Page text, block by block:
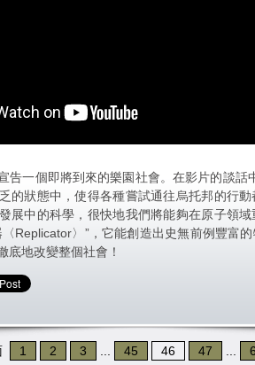
告一個即將到來的樂園社會。在影片的談話
的狀態中，使得各種嘗試通往烏托邦的行
展中的科學，很快地我們將能夠在原子領
Replicator〉”，它能創造出史無前例豐富
底地改變整個社會！
1 2 3 45 46 47